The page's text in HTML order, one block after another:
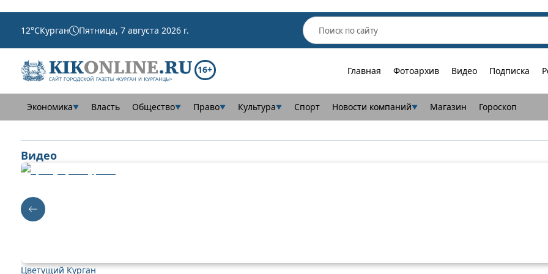
12°CКурган Пятница, 7 августа 2026 г.
16+ Главная Фотоархив Видео Подписка
Экономика▼ Власть Общество▼ Право▼ Культура▼ Спорт Новости компаний▼ Магазин Гороскоп
Видео
Цветущий Курган